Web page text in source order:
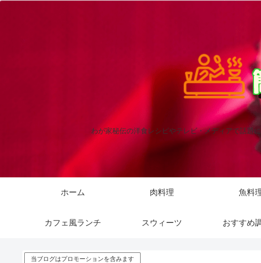
わが家秘伝の洋食レシピやテレビ・メディアで話題
ホーム 肉料理 魚料
カフェ風ランチ スウィーツ おすすめ
当ブログはプロモーションを含みます